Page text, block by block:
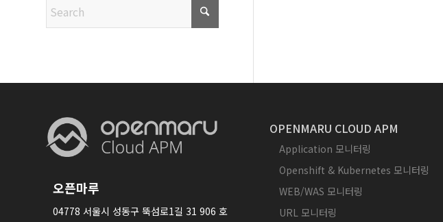
오픈마루
04778 서울시 성동구 뚝섬로1길 31 906 호
OPENMARU CLOUD APM
Application 모니터링
Openshift & Kubernetes 모니터링
WEB/WAS 모니터링
URL 모니터링